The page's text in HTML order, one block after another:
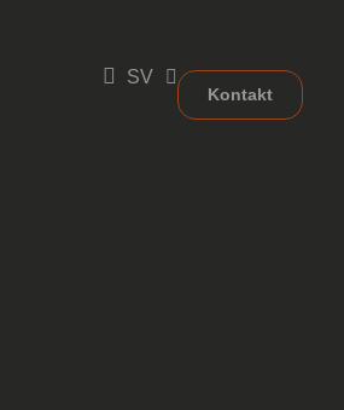
SV
Kontakt